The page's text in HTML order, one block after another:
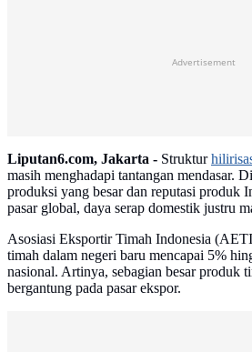
Advertisement
Liputan6.com, Jakarta - Struktur
masih menghadapi tantangan mendasar.
produksi yang besar dan reputasi produk
pasar global, daya serap domestik justru
Asosiasi Eksportir Timah Indonesia
timah dalam negeri baru mencapai 5%
nasional. Artinya, sebagian besar produk
bergantung pada pasar ekspor.